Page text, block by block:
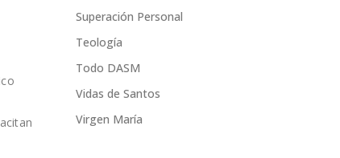
Superación Personal
Teología
Todo DASM
Vidas de Santos
Virgen María